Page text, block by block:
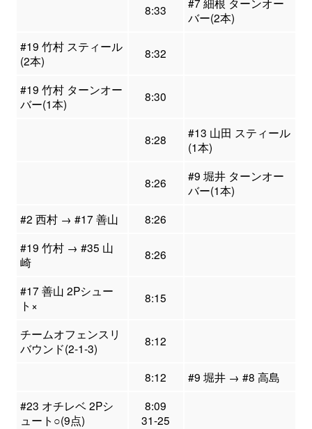
8:33
バー(2本)
#19 竹村 スティール
(2本)
8:32
#19 竹村 ターンオー
バー(1本)
8:30
8:28
#13 山田 スティール
(1本)
8:26
#9 堀井 ターンオー
バー(1本)
#2 西村 → #17 善山
8:26
#19 竹村 → #35 山
崎
8:26
#17 善山 2Pシュー
ト×
8:15
チームオフェンスリ
バウンド(2-1-3)
8:12
8:12
#9 堀井 → #8 高島
#23 オチレベ 2Pシ
ュート○(9点)
8:09
31-25